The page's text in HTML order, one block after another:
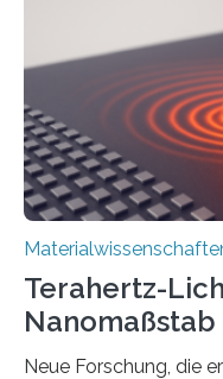
the American
Materialien, die
beeinflussen können,
Technologien…
Terahertz-
Neue Forschung, die